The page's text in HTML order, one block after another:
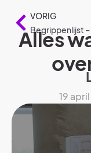
VORIG
Alles
19